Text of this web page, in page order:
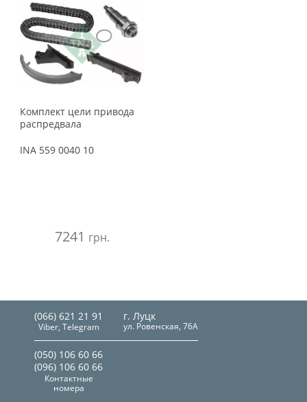
Комплект цели привода
распредвала
INA 559 0040 10
7241 грн.
(066) 621 21 91
Viber, Telegram
г. Луцк
ул. Ровенская, 76А
(050) 106 60 66
(096) 106 60 66
Контактные
номера